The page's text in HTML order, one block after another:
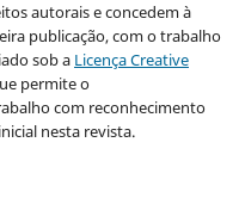
autorais e concedem à
publicação, com o trabalho
sob a Licença Creative
permite o
com reconhecimento
nesta revista.